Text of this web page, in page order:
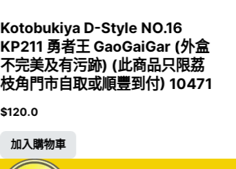
Kotobukiya D-Style NO.16
KP211 勇者王 GaoGaiGar (外盒
不完美及有污跡) (此商品只限荔
枝角門市自取或順豐到付) 10471
$120.0
加入購物車